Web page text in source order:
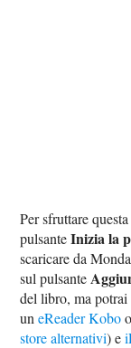
Per sfruttare
pulsanteInizia la
scaricare da
sul pulsante
del libro, ma
uneReader Kobo
store alternativi) e